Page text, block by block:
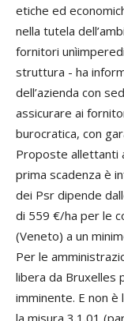
etiche ed
nella tutela
fornitori
struttura - ha
dell’azienda con
assicurare ai
burocratica, con
Proposte allettanti
prima scadenza è
dei Psr dipende
di 559 €/ha per le
(Veneto) a un
Per le
libera da Bruxelles
imminente. E non è